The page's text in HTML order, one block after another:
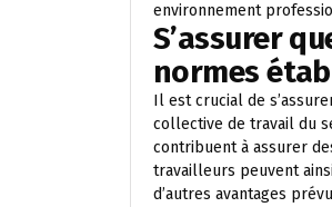
environnement
S’assurer
normes
Il est crucial de
collective de travail du
contribuent à assurer
travailleurs peuvent
d’autres avantages